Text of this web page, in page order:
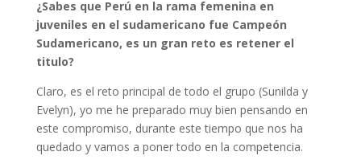
¿Sabes que Perú en la rama femenina en
juveniles en el sudamericano fue Campeón
Sudamericano, es un gran reto es retener el
titulo?
Claro, es el reto principal de todo el grupo (Sunilda y
Evelyn), yo me he preparado muy bien pensando en
este compromiso, durante este tiempo que nos ha
quedado y vamos a poner todo en la competencia.